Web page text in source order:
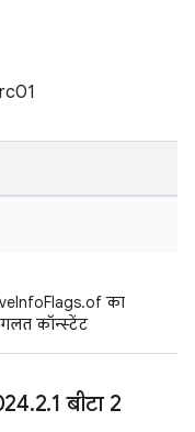
का
कॉन्स्टेंट
.2.1 बीटा 2